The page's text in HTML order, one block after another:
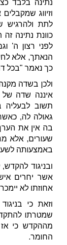
נתינה בלבד
וזיווג
לתת ולהרגיש
כוונת נתינה
לפני רצון ה'
הנאתך, אלא
כך נאמר "בכל
ולכן בשדה
איננה שדה של
תשוב לבעליה
גאולה לה,
בה אין את
שעורים, אלא
באמצעותה
ובניגוד
אשר יחרים
אחוזתו לא
וזאת כי
שמטרתו
מההקדש כי אז
החומר.